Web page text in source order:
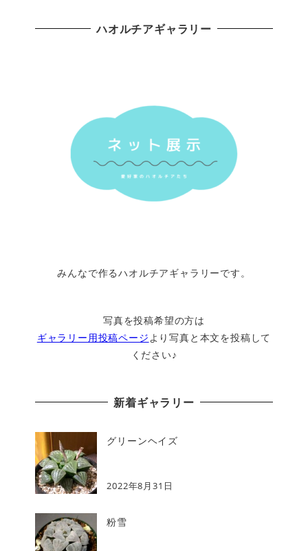
ハオルチアギャラリー
みんなで作るハオルチアギャラリーです。
写真を投稿希望の方は
ギャラリー用投稿ページ より写真と本文を投稿して
ください♪
新着ギャラリー
グリーンヘイズ
2022年8月31日
粉雪